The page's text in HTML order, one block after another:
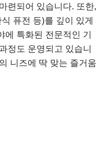
련되어 있습니다. 또한,
퓨전 등)를 깊이 있게
에 특화된 전문적인 기
정도 운영되고 있습니
니즈에 딱 맞는 즐거움